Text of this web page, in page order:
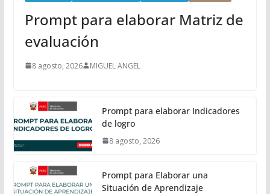
Prompt para elaborar Matriz de
evaluación
8 agosto, 2026 MIGUEL ANGEL
Prompt para elaborar Indicadores
de logro
8 agosto, 2026
Prompt para Elaborar una
Situación de Aprendizaje